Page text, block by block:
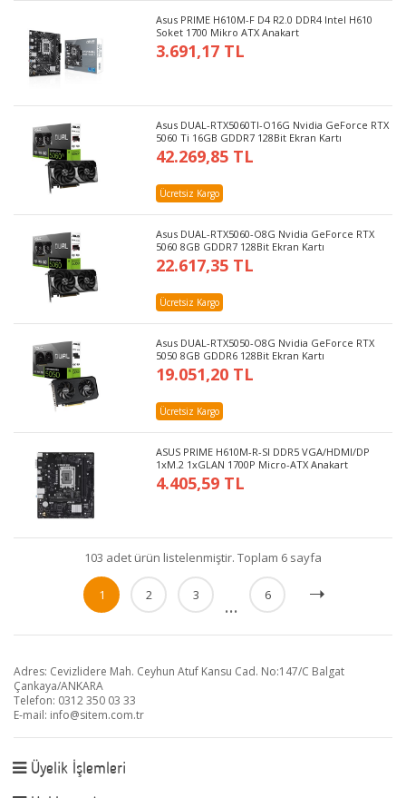
Asus PRIME H610M-F D4 R2.0 DDR4 Intel H610
Soket 1700 Mikro ATX Anakart
3.691,17 TL
Asus DUAL-RTX5060TI-O16G Nvidia GeForce RTX
5060 Ti 16GB GDDR7 128Bit Ekran Kartı
42.269,85 TL
Ücretsiz Kargo
Asus DUAL-RTX5060-O8G Nvidia GeForce RTX
5060 8GB GDDR7 128Bit Ekran Kartı
22.617,35 TL
Ücretsiz Kargo
Asus DUAL-RTX5050-O8G Nvidia GeForce RTX
5050 8GB GDDR6 128Bit Ekran Kartı
19.051,20 TL
Ücretsiz Kargo
ASUS PRIME H610M-R-SI DDR5 VGA/HDMI/DP
1xM.2 1xGLAN 1700P Micro-ATX Anakart
4.405,59 TL
103 adet ürün listelenmiştir. Toplam 6 sayfa
1 2 3 ... 6
Adres: Cevizlidere Mah. Ceyhun Atuf Kansu Cad. No:147/C Balgat
Çankaya/ANKARA
Telefon: 0312 350 03 33
E-mail: info@sitem.com.tr
Üyelik İşlemleri